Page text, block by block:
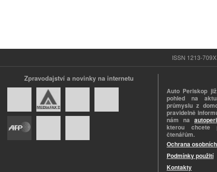
ISSN 1213-
Zpravodajství a novinky na internetu
Auto Periskop
pohled na
průmyslu z
pravidelně
nám na
kterou chcete
čtenářům.
Ochrana
Podmínky použití
Kontakty